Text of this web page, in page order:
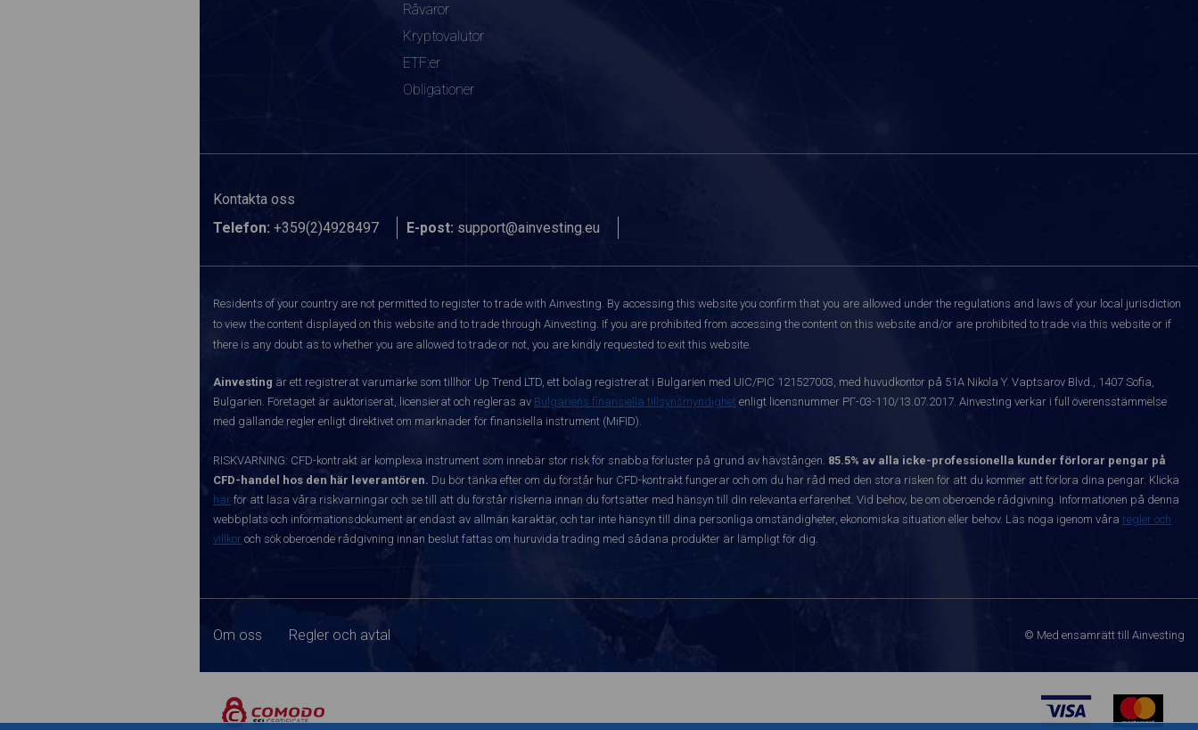
Råvaror
Kryptovalutor
ETF:er
Obligationer
Kontakta oss
Telefon: +359(2)4928497 E-post: support@ainvesting.eu
Residents of your country are not permitted to register to trade with Ainvesting. By accessing this website you confirm that you are allowed under the regulations and laws of your local jurisdiction
to view the content displayed on this website and to trade through Ainvesting. If you are prohibited from accessing the content on this website and/or are prohibited to trade via this website or if
there is any doubt as to whether you are allowed to trade or not, you are kindly requested to exit this website.
Ainvesting är ett registrerat varumärke som tillhör Up Trend LTD, ett bolag registrerat i Bulgarien med UIC/PIC 121527003, med huvudkontor på 51A Nikola Y. Vaptsarov Blvd., 1407 Sofia,
Bulgarien. Företaget är auktoriserat, licensierat och regleras av Bulgariens finansiella tillsynsmyndighet enligt licensnummer РГ-03-110/13.07.2017. Ainvesting verkar i full överensstämmelse
med gällande regler enligt direktivet om marknader för finansiella instrument (MiFID).
RISKVARNING: CFD-kontrakt är komplexa instrument som innebär stor risk för snabba förluster på grund av hävstången. 85.5% av alla icke-professionella kunder förlorar pengar på
CFD-handel hos den här leverantören. Du bör tänka efter om du förstår hur CFD-kontrakt fungerar och om du har råd med den stora risken för att du kommer att förlora dina pengar. Klicka
här för att läsa våra riskvarningar och se till att du förstår riskerna innan du fortsätter med hänsyn till din relevanta erfarenhet. Vid behov, be om oberoende rådgivning. Informationen på denna
webbplats och informationsdokument är endast av allmän karaktär, och tar inte hänsyn till dina personliga omständigheter, ekonomiska situation eller behov. Läs noga igenom våra regler och
villkor och sök oberoende rådgivning innan beslut fattas om huruvida trading med sådana produkter är lämpligt för dig.
Om oss Regler och avtal © Med ensamrätt till Ainvesting